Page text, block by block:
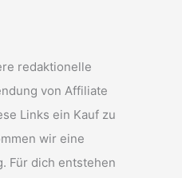
redaktionelle
von Affiliate
Links ein Kauf zu
wir eine
Für dich entstehen